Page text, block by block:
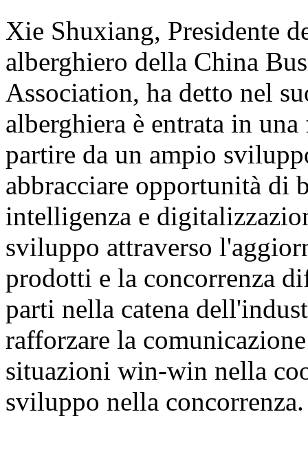
Xie Shuxiang, Presidente
alberghiero della China
Association, ha detto nel
alberghiera è entrata in
partire da un ampio
abbracciare opportunità di
intelligenza e
sviluppo attraverso
prodotti e la concorrenza
parti nella catena
rafforzare la
situazioni win-win nella
sviluppo nella concorrenza.